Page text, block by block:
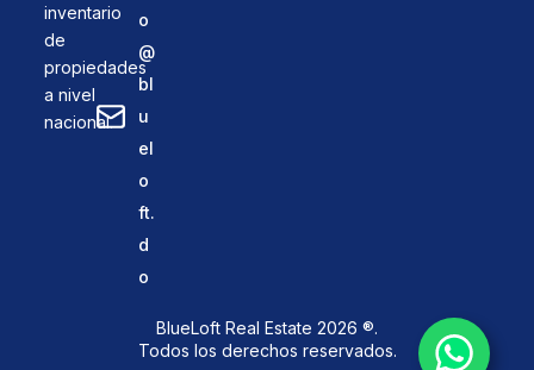
inventario
de
propiedades
a nivel
nacional.
o
@
bl
u
el
o
ft.
d
o
BlueLoft Real Estate 2026 ®.
Todos los derechos reservados.